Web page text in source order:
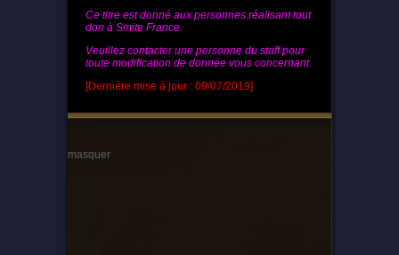
Ce titre est donné aux personnes réalisant tout
don à Smite France.
Veuillez contacter une personne du staff pour
toute modification de donnée vous concernant.
[Dernière mise à jour : 09/07/2019]
masquer